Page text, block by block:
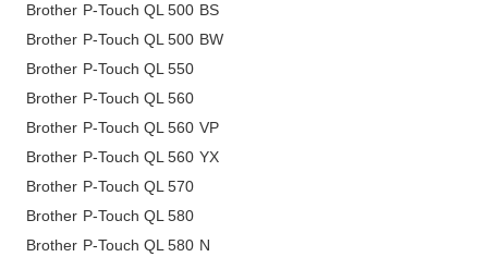
Brother P-Touch QL 500 BS
Brother P-Touch QL 500 BW
Brother P-Touch QL 550
Brother P-Touch QL 560
Brother P-Touch QL 560 VP
Brother P-Touch QL 560 YX
Brother P-Touch QL 570
Brother P-Touch QL 580
Brother P-Touch QL 580 N